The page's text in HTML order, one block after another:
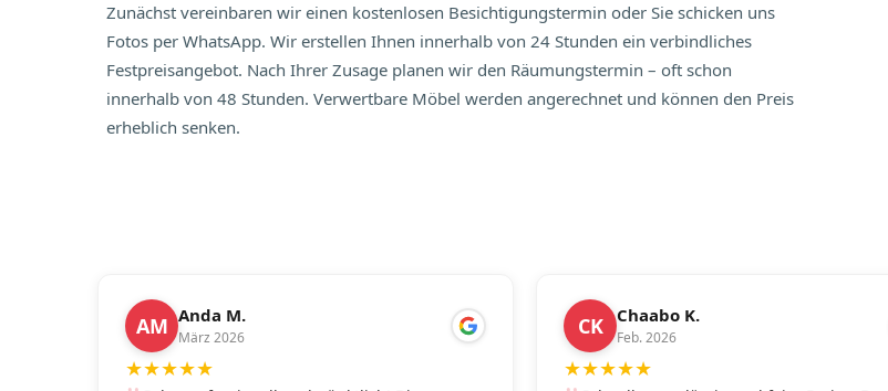
Zunächst vereinbaren wir einen kostenlosen Besichtigungstermin oder Sie schicken uns
Fotos per WhatsApp. Wir erstellen Ihnen innerhalb von 24 Stunden ein verbindliches
Festpreisangebot. Nach Ihrer Zusage planen wir den Räumungstermin – oft schon
innerhalb von 48 Stunden. Verwertbare Möbel werden angerechnet und können den Preis
erheblich senken.
AM Anda M.
März 2026
★★★★★
CK Chaabo K.
Feb. 2026
★★★★★